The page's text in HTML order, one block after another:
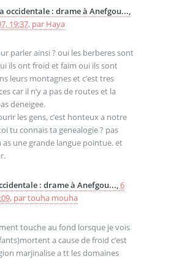
occidentale : drame à Anefgou...,
19:37, par Haya
parler ainsi ? oui les berberes sont
ils ont froid et faim oui ils sont
leurs montagnes et c’est tres
car il n’y a pas de routes et la
deneigee.
les gens, c’est honteux a notre
tu connais ta genealogie ? pas
as une grande langue pointue. et
: drame à Anefgou...,6
, partouha mouha
touche au fond lorsque je vois
a cause de froid c’est
marjinalise a tt les domaines